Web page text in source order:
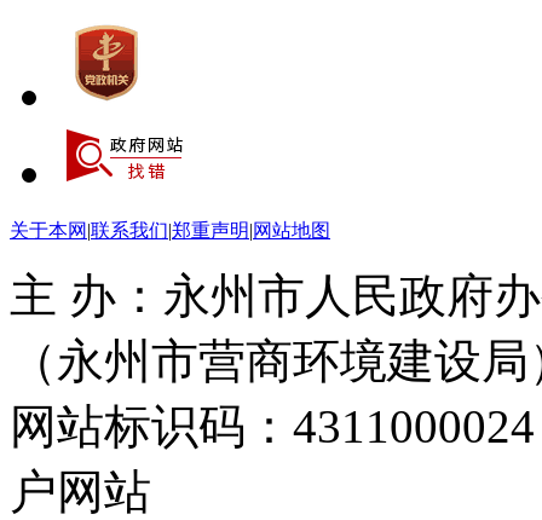
关于本网 |联系我们|郑重声明|网站地图
主 办：永州市人民政府
（永州市营商环境建设局
网站标识码：
户网站